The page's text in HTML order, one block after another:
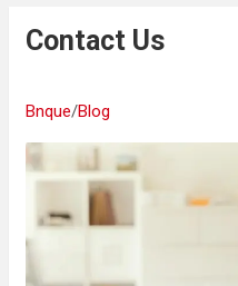
Contact Us
Bnque/Blog